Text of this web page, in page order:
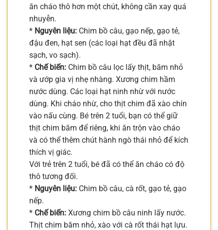
ăn cháo thô hơn một chút, không cần xay quá
nhuyễn.
* Nguyên liệu: Chim bồ câu, gạo nếp, gạo tẻ,
đậu đen, hạt sen (các loại hạt đều đã nhặt
sạch, vo sạch).
* Chế biến: Chim bồ câu lọc lấy thịt, băm nhỏ
và ướp gia vị nhẹ nhàng. Xương chim hầm
nước dùng. Các loại hạt ninh nhừ với nước
dùng. Khi cháo nhừ, cho thịt chim đã xào chín
vào nấu cùng. Bé trên 2 tuổi, bạn có thể giữ
thịt chim băm để riêng, khi ăn trộn vào cháo
và có thể thêm chút hành ngò thái nhỏ để kích
thích vị giác.
Với trẻ trên 2 tuổi, bé đã có thể ăn cháo có độ
thô tương đối.
* Nguyên liệu: Chim bồ câu, cà rốt, gạo tẻ, gạo
nếp.
* Chế biến: Xương chim bồ câu ninh lấy nước.
Thịt chim băm nhỏ, xào với cà rốt thái hạt lựu.